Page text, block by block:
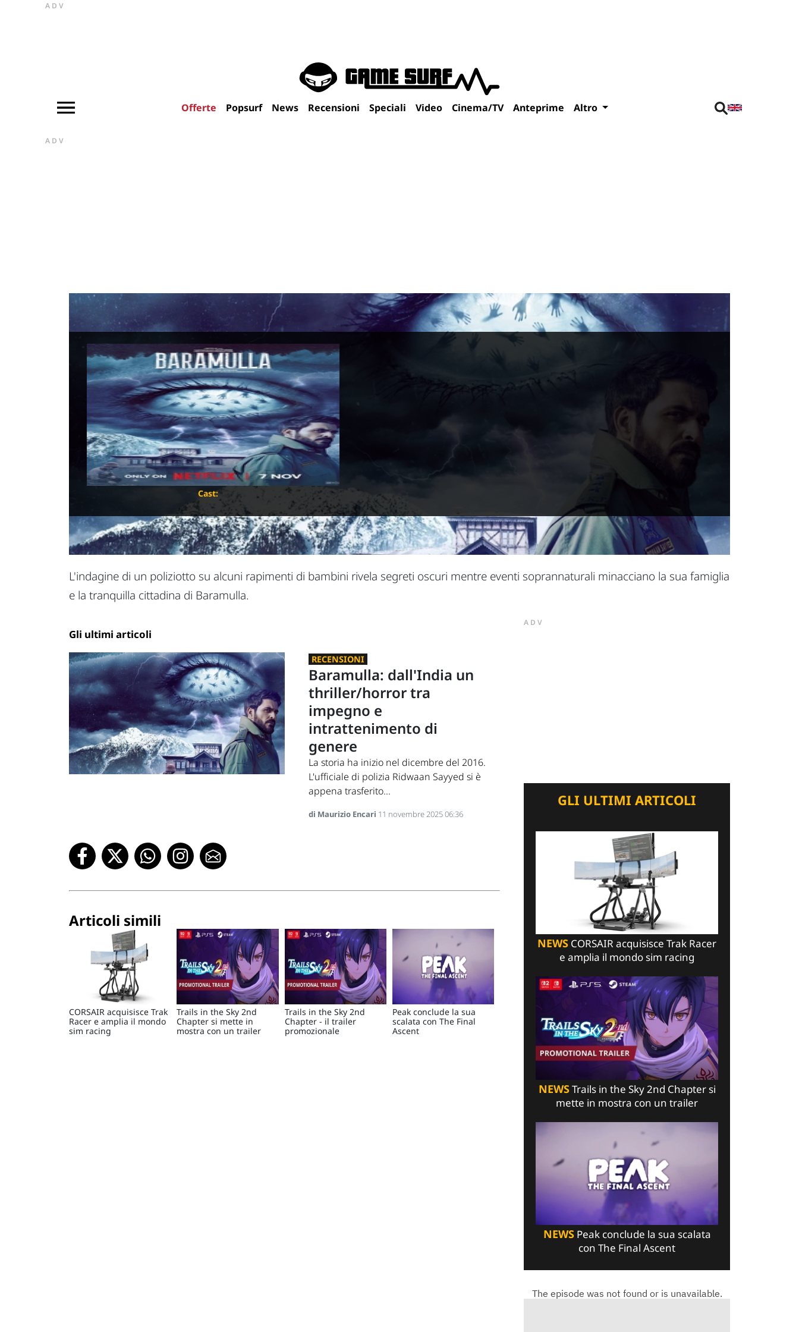
ADV
Offerte Popsurf News Recensioni Speciali Video Cinema/TV Anteprime Altro
ADV
Baramulla
Data di uscita:7 novembre 2025
Distributori:Netflix
Produttori:
Genere:Horror, Drammatico
Regia:
Sceneggiatura:
Cast:
L'indagine di un poliziotto su alcuni rapimenti di bambini rivela segreti oscuri mentre eventi soprannaturali minacciano la sua famiglia
e la tranquilla cittadina di Baramulla.
Gli ultimi articoli
RECENSIONI
Baramulla: dall'India un
thriller/horror tra
impegno e
intrattenimento di
genere
La storia ha inizio nel dicembre del 2016.
L'ufficiale di polizia Ridwaan Sayyed si è
appena trasferito...
di Maurizio Encari 11 novembre 2025 06:36
Articoli simili
CORSAIR acquisisce Trak
Racer e amplia il mondo
sim racing
Trails in the Sky 2nd
Chapter si mette in
mostra con un trailer
Trails in the Sky 2nd
Chapter - il trailer
promozionale
Peak conclude la sua
scalata con The Final
Ascent
ADV
GLI ULTIMI ARTICOLI
NEWS CORSAIR acquisisce Trak Racer
e amplia il mondo sim racing
NEWSTrails in the Sky 2nd Chapter si
mette in mostra con un trailer
NEWSPeak conclude la sua scalata
con The Final Ascent